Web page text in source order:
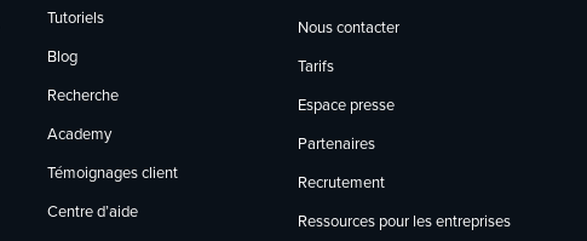
Tutoriels
Blog
Recherche
Academy
Témoignages client
Centre d’aide
Nous contacter
Tarifs
Espace presse
Partenaires
Recrutement
Ressources pour les entreprises